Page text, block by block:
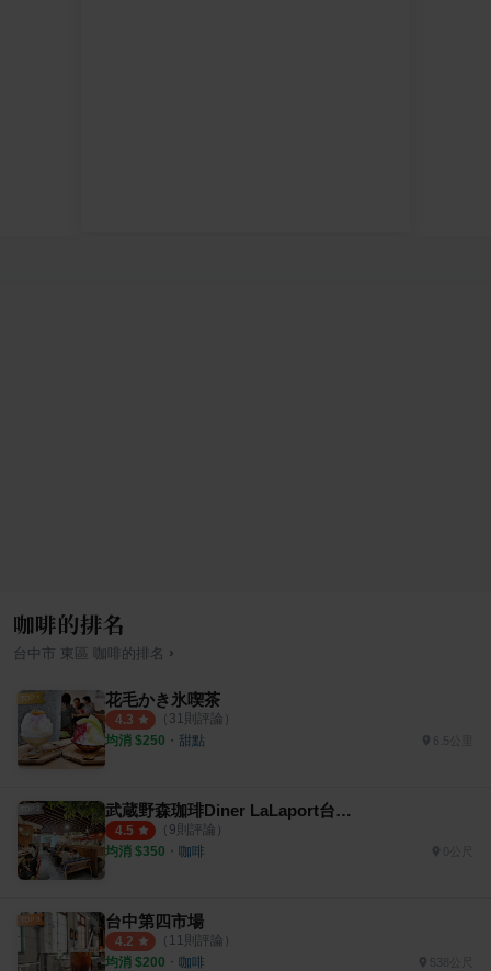
咖啡的排名
台中市 東區 咖啡 的排名 ›
花毛かき氷喫茶
4.3 （ 31則評論）
均消 $250 ・ 甜點 6.5公里
武蔵野森珈琲Diner LaLaport台中店
4.5 （ 9則評論）
均消 $350 ・ 咖啡
台中第四市場
4.2 （ 11則評論）
均消 $200 ・ 咖啡 538公尺